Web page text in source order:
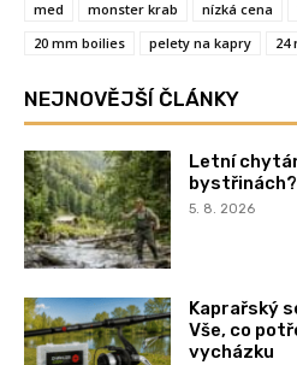
med monster krab nízká cena
20 mm boilies
pelety na kapry 24
NEJNOVĚJŠÍ ČLÁNKY
Letní
5. 8. 2026
Kaprařský
Vše, co
vycházku